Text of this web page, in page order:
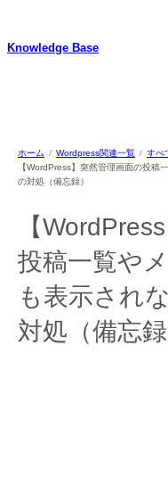
をKnowledge Base
ホーム Wordpress関連一覧 すべ
【WordPress】突然管理画面の投稿
の対処（備忘録）
【
投稿一覧や
も表示され
対処（備忘録